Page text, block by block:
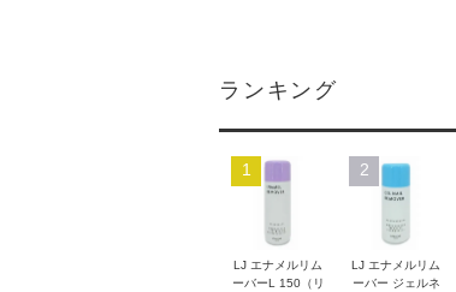
ランキング
1
LJ エナメルリム
ーバーL 150（リ
2
LJ エナメルリム
ーバー ジェルネ